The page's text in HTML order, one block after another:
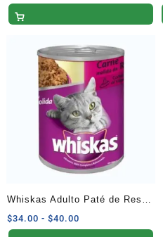
de
$6.80
hasta
$8.00
Whiskas Adulto Paté de Res
350 G
$34.00 - $40.00
de